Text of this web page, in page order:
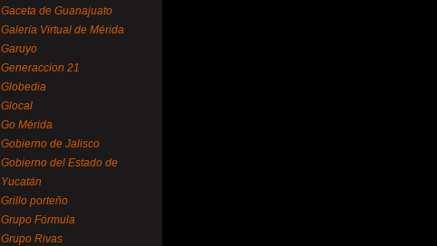
Gaceta de Guanajuato
Galería Virtual de Mérida
Garuyo
Generaccion 21
Globedia
Glocal
Go Mérida
Gobierno de Jalisco
Gobierno del Estado de
Yucatán
Grillo porteño
Grupo Fórmula
Grupo Rivas